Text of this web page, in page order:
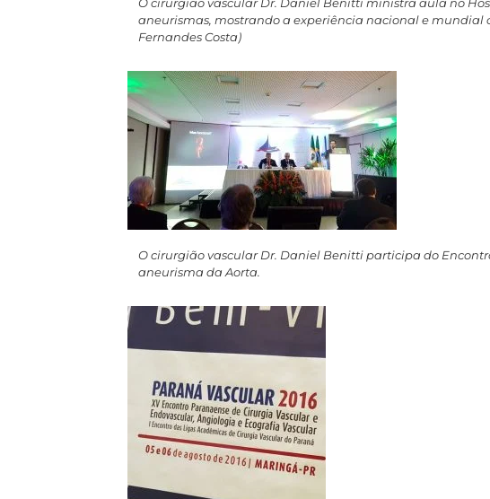
aneurismas, mostrando a experiência nacional e mundial
Fernandes Costa)
O cirurgião vascular Dr. Daniel Benitti participa do
aneurisma da Aorta.